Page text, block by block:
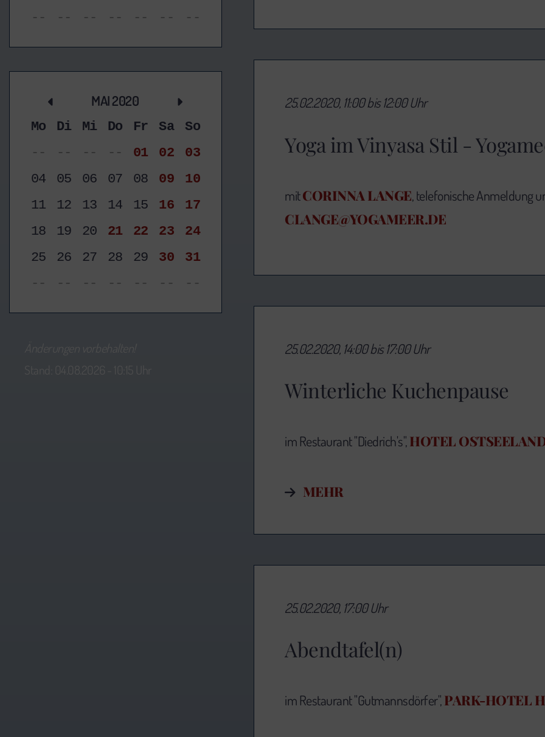
--
-- -- -- -- -- --
MAI 2020
Mo Di Mi Do Fr Sa
So
--
-- -- -- 01 02
03
04
05 06 07 08 09
10
11
12 13 14 15 16
17
18
19 20 21 22 23
24
25
26 27 28 29 30
31
--
-- -- -- -- -- --
Yoga im Vinyasa Stil -
25.02.2020, 11:00 bis 12:00 Uhr
mitCORINNA LANGE , telefonische Anmeldung
CLANGE@YOGAMEER.DE
Winterliche Kuchenpause
25.02.2020, 14:00 bis 17:00 Uhr
im Restaurant "Diedrich's",HOTEL
MEHR
Abendtafel(n)
25.02.2020, 17:00 Uhr
im Restaurant "Gutmannsdörfer",PARK-HOTEL